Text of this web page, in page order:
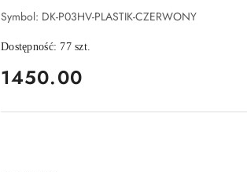
Symbol: DK-P03HV-PLASTIK-CZERWONY
Dostępność: 77szt.
cena:
1450.00